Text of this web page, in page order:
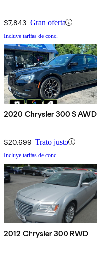
$7,843 Gran oferta
Incluye tarifas de conc.
2020 Chrysler 300 S AWD
$20,699 Trato justo
Incluye tarifas de conc.
2012 Chrysler 300 RWD